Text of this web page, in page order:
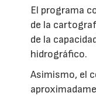
El programa
de la
de la
hidrográfico.
Asimismo, el